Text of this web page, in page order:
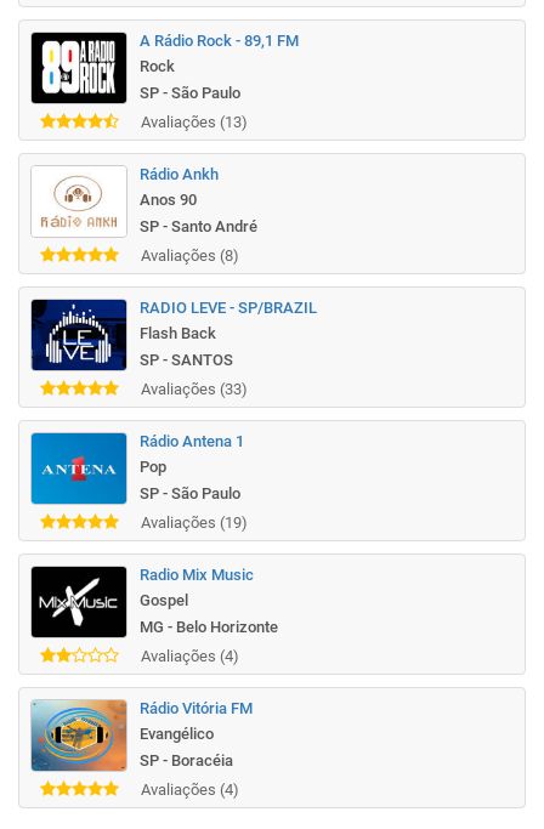
A Rádio Rock - 89,1 FM
Rock
SP - São Paulo
Avaliações (13)
Rádio Ankh
Anos 90
SP - Santo André
Avaliações (8)
RADIO LEVE - SP/BRAZIL
Flash Back
SP - SANTOS
Avaliações (33)
Rádio Antena 1
Pop
SP - São Paulo
Avaliações (19)
Radio Mix Music
Gospel
MG - Belo Horizonte
Avaliações (4)
Rádio Vitória FM
Evangélico
SP - Boracéia
Avaliações (4)